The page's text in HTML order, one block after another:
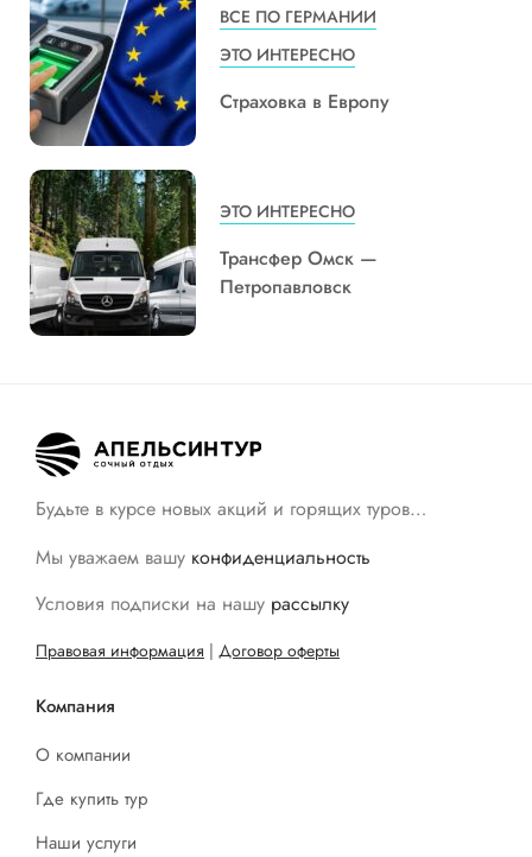
ВСЕ ПО ГЕРМАНИИ
ЭТО ИНТЕРЕСНО
Страховка в Европу
ЭТО ИНТЕРЕСНО
Трансфер Омск —
Петропавловск
Будьте в курсе новых акций и горящих туров…
Мы уважаем вашу конфиденциальность
Условия подписки на нашу рассылку
Правовая информация | Договор оферты
Компания
О компании
Где купить тур
Наши услуги